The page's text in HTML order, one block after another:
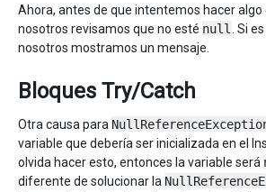
Ahora, antes de que intentemos hacer algo
nosotros revisamos que no esté null . Si es
nosotros mostramos un mensaje.
Bloques Try/Catch
Otra causa para
variable que debería ser inicializada en el
olvida hacer esto, entonces la variable será
diferente de solucionar la